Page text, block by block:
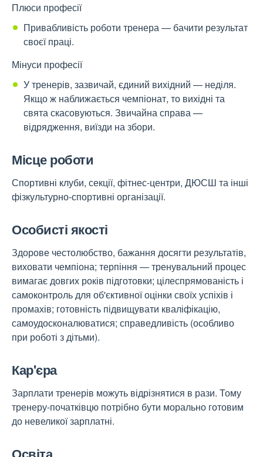
Плюси професії
Привабливість роботи тренера — бачити результат
своєї праці.
Мінуси професії
У тренерів, зазвичай, єдиний вихідний — неділя.
Якщо ж наближається чемпіонат, то вихідні та
свята скасовуються. Звичайна справа —
відрядження, виїзди на збори.
Місце роботи
Спортивні клуби, секції, фітнес-центри, ДЮСШ та інші
фізкультурно-спортивні організації.
Особисті якості
Здорове честолюбство, бажання досягти результатів,
виховати чемпіона; терпіння — тренувальний процес
вимагає довгих років підготовки; цілеспрямованість і
самоконтроль для об'єктивної оцінки своїх успіхів і
промахів; готовність підвищувати кваліфікацію,
самоудосконалюватися; справедливість (особливо
при роботі з дітьми).
Кар'єра
Зарплати тренерів можуть відрізнятися в рази. Тому
тренеру-початківцю потрібно бути морально готовим
до невеликої зарплатні.